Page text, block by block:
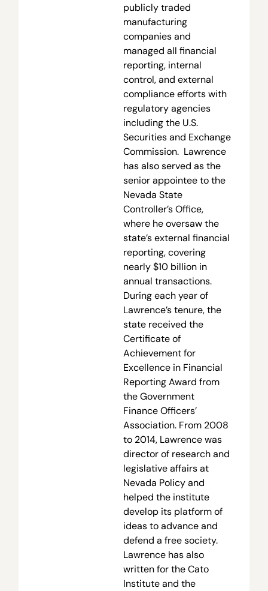
publicly traded
manufacturing
companies and
managed all financial
reporting, internal
control, and external
compliance efforts with
regulatory agencies
including the U.S.
Securities and Exchange
Commission. Lawrence
has also served as the
senior appointee to the
Nevada State
Controller’s Office,
where he oversaw the
state’s external financial
reporting, covering
nearly $10 billion in
annual transactions.
During each year of
Lawrence’s tenure, the
state received the
Certificate of
Achievement for
Excellence in Financial
Reporting Award from
the Government
Finance Officers’
Association. From 2008
to 2014, Lawrence was
director of research and
legislative affairs at
Nevada Policy and
helped the institute
develop its platform of
ideas to advance and
defend a free society.
Lawrence has also
written for the Cato
Institute and the